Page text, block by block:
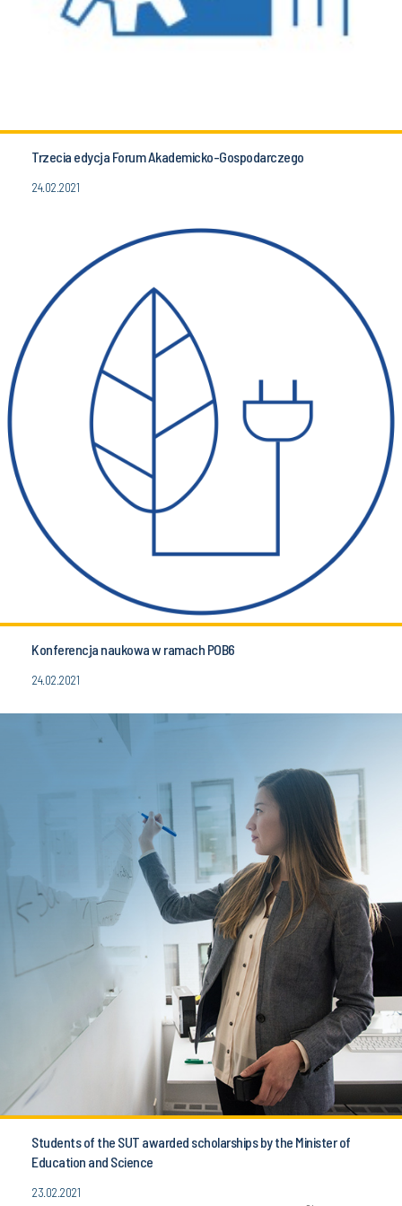
Trzecia edycja Forum Akademicko-Gospodarczego
24.02.2021
Konferencja naukowa w ramach POB6
24.02.2021
Students of the SUT awarded scholarships by the Minister of
Education and Science
23.02.2021